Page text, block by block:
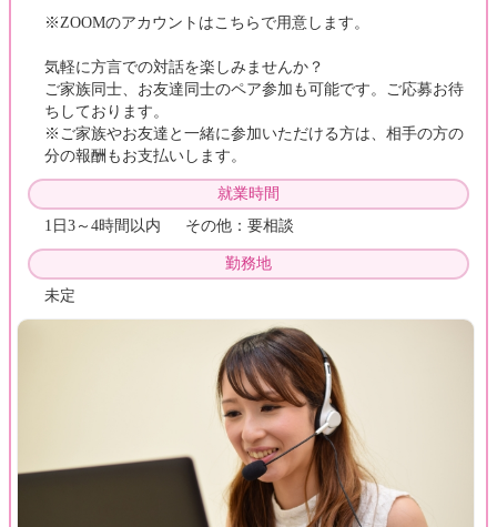
※ZOOMのアカウントはこちらで用意します。
気軽に方言での対話を楽しみませんか？
ご家族同士、お友達同士のペア参加も可能です。ご応募お待
ちしております。
※ご家族やお友達と一緒に参加いただける方は、相手の方の
分の報酬もお支払いします。
就業時間
1日3～4時間以内 その他：要相談
勤務地
未定